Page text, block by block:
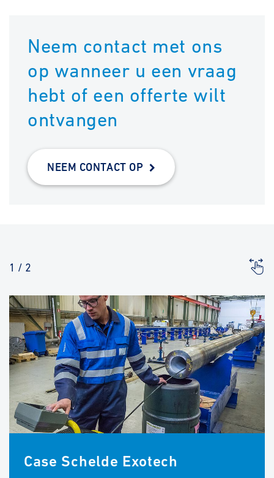
Neem contact met ons
op wanneer u een vraag
hebt of een offerte wilt
ontvangen
NEEM CONTACT OP
1 / 2
Case Schelde Exotech